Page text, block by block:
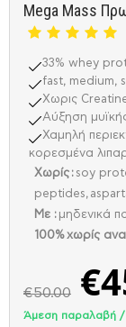
Mega Mass
33% whey
fast, medium,
Χωρις
Αύξηση
Χαμηλή
κορεσμένα
Xωρίς : soy
peptides,
Με : μηδενικά
100% χωρίς
€50.00 €
Άμεση παραλαβή